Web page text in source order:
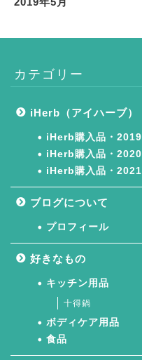
カテゴリー
iHerb（アイハーブ）
iHerb購入品・2019
iHerb購入品・2020
iHerb購入品・2021
ブログについて
プロフィール
好きなもの
キッチン用品
十得鍋
ボディケア用品
食品